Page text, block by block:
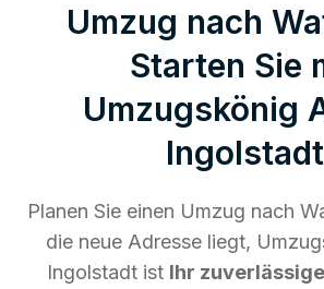
Umzug nach
Starten Sie
Umzugskönig
Ingolstadt
Planen Sie einen Umzug nach
die neue Adresse liegt,
Ingolstadt ist Ihr